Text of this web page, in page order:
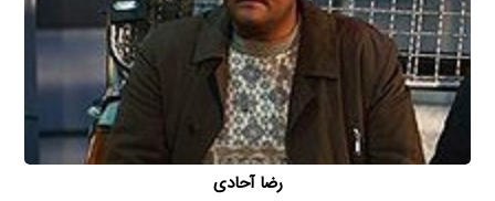
رضا آحادی